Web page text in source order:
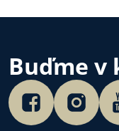
a malty, ale
kteří žijí život
Buďme